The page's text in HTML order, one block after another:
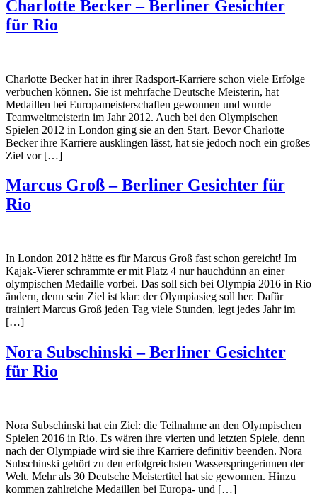
Charlotte Becker – Berliner Gesichter
für Rio
Charlotte Becker hat in ihrer Radsport-Karriere schon viele Erfolge
verbuchen können. Sie ist mehrfache Deutsche Meisterin, hat
Medaillen bei Europameisterschaften gewonnen und wurde
Teamweltmeisterin im Jahr 2012. Auch bei den Olympischen
Spielen 2012 in London ging sie an den Start. Bevor Charlotte
Becker ihre Karriere ausklingen lässt, hat sie jedoch noch ein großes
Ziel vor […]
Marcus Groß – Berliner Gesichter für
Rio
In London 2012 hätte es für Marcus Groß fast schon gereicht! Im
Kajak-Vierer schrammte er mit Platz 4 nur hauchdünn an einer
olympischen Medaille vorbei. Das soll sich bei Olympia 2016 in Rio
ändern, denn sein Ziel ist klar: der Olympiasieg soll her. Dafür
trainiert Marcus Groß jeden Tag viele Stunden, legt jedes Jahr im
[…]
Nora Subschinski – Berliner Gesichter
für Rio
Nora Subschinski hat ein Ziel: die Teilnahme an den Olympischen
Spielen 2016 in Rio. Es wären ihre vierten und letzten Spiele, denn
nach der Olympiade wird sie ihre Karriere definitiv beenden. Nora
Subschinski gehört zu den erfolgreichsten Wasserspringerinnen der
Welt. Mehr als 30 Deutsche Meistertitel hat sie gewonnen. Hinzu
kommen zahlreiche Medaillen bei Europa- und […]